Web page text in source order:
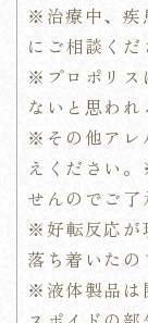
※治療中、疾
にご相談くだ
※ プロポリ
ないと思われ
※その他アレ
えください。
せんのでご了
※好転反応が
落ち着いたの
※液体製品は